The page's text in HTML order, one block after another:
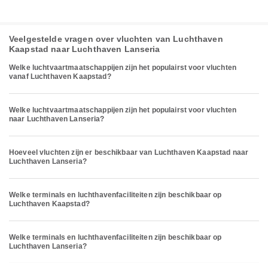
Veelgestelde vragen over vluchten van Luchthaven
Kaapstad naar Luchthaven Lanseria
Welke luchtvaartmaatschappijen zijn het populairst voor vluchten
vanaf Luchthaven Kaapstad?
Welke luchtvaartmaatschappijen zijn het populairst voor vluchten
naar Luchthaven Lanseria?
Hoeveel vluchten zijn er beschikbaar van Luchthaven Kaapstad naar
Luchthaven Lanseria?
Welke terminals en luchthavenfaciliteiten zijn beschikbaar op
Luchthaven Kaapstad?
Welke terminals en luchthavenfaciliteiten zijn beschikbaar op
Luchthaven Lanseria?